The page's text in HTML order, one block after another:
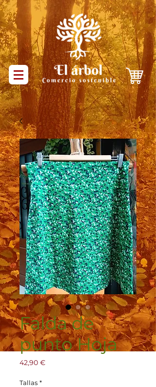
Falda de
punto Hoja
42,90 €Precio
Tallas *